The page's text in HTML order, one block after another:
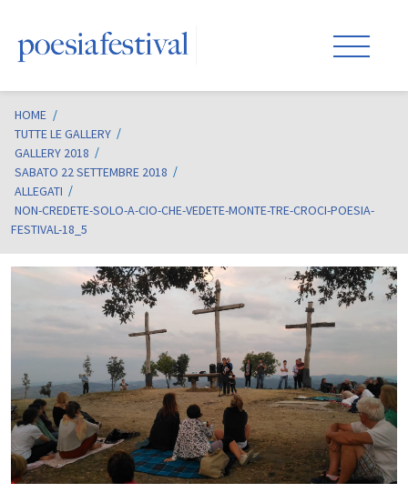
HOME /
TUTTE LE GALLERY
GALLERY 2018
SABATO 22 SETTEMBRE 2018
ALLEGATI
NON-CREDETE-SOLO-A-CIO-CHE-VEDETE-MONTE-TRE-CROCI-POESIA-
FESTIVAL-18_5